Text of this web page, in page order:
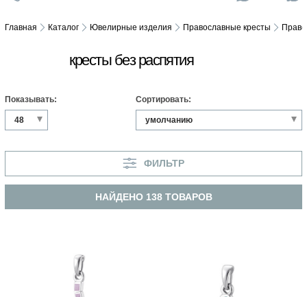
Главная Каталог Ювелирные изделия Православные кресты
ПОЗОЛОЧЕННЫЙ КРЕСТ БЕЗ РАСПЯТИЯ
СЕРЕБРЯНЫЙ КРЕСТ БЕЗ РАСПЯТИЯ
кресты без распятия
Показывать: Сортировать:
ФИЛЬТР
НАЙДЕНО 138 ТОВАРОВ